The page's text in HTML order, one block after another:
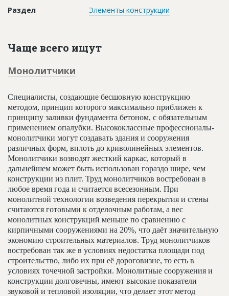
Раздел Элементы конструкции
Чаще всего ищут
Монолитчики
Специалисты, создающие бесшовную конструкцию
методом, принцип которого максимально приближен к
принципу заливки фундамента бетоном, с обязательным
применением опалубки. Высококлассные профессионалы-
монолитчики могут создавать здания и сооружения
различных форм, вплоть до криволинейных элементов.
Монолитчики возводят жесткий каркас, который в
дальнейшем может быть использован гораздо шире, чем
конструкции из плит. Труд монолитчиков востребован в
любое время года и считается всесезонным. При
монолитной технологии возведения перекрытия и стены
считаются готовыми к отделочным работам, а вес
монолитных конструкций меньше по сравнению с
кирпичными сооружениями на 20%, что даёт значительную
экономию строительных материалов. Труд монолитчиков
востребован так же в условиях недостатка площади под
строительство, либо их при её дороговизне, то есть в
условиях точечной застройки. Монолитные сооружения и
конструкции долговечны, имеют высокие показатели
звуковой и тепловой изоляции, что делает этот метод